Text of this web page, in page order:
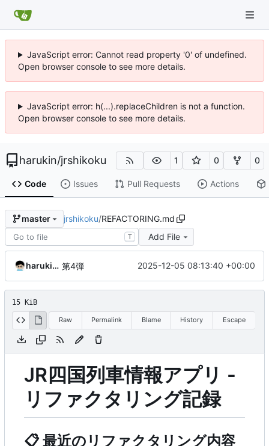
JavaScript error: Cannot read property '0' of undefined.
Open browser console to see more details.
JavaScript error: h(...).replaceChildren is not a function.
Open browser console to see more details.
harukin/jrshikoku 1 0 0
Code Issues Pull Requests Actions
master jrshikoku/REFACTORING.md
T Add File
harukin-expo-dev-env 第4弾 2025-12-05 08:13:40 +00:00
15 KiB
Raw Permalink Blame History Escape
JR四国列車情報アプリ -
リファクタリング記録
📋最近のリファクタリング内容